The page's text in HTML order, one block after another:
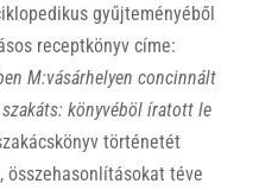
gyűjteményéből
receptkönyv címe:
M:vásárhelyen concinnált
könyvéböl íratott le
történetét
téve